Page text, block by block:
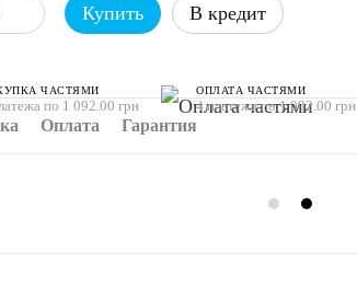
Купить В кредит
ЧАСТЯМИ
по 1 092.00 грн
ОПЛАТА ЧАСТЯМИ
4 платежа по 1 092.00 грн
Оплата Гарантия